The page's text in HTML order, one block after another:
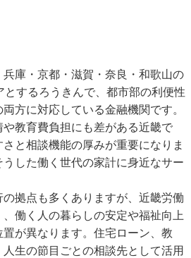
庫・京都・滋賀・奈良・和歌山の
するろうきんで、都市部の利便性
方に対応している金融機関です。
教育費負担にも差がある近畿で
と相談機能の厚みが重要になりま
した働く世代の家計に身近なサー
拠点も多くありますが、近畿労働
働く人の暮らしの安定や福祉向上
が異なります。住宅ローン、教
生の節目ごとの相談先として活用